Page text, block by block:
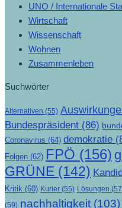
UNO / Internationale
Wirtschaft
Wissenschaft
Wohnen
Zusammenleben
Suchwörter
Alternativen (55)
Bundespräsident (86)
Coronavirus (64) demokratie
Folgen (62) FPÖ (156)
GRÜNE (142)
Kritik (60) Kurier (55) Lösungen
(59) nachhaltigkeit (103)